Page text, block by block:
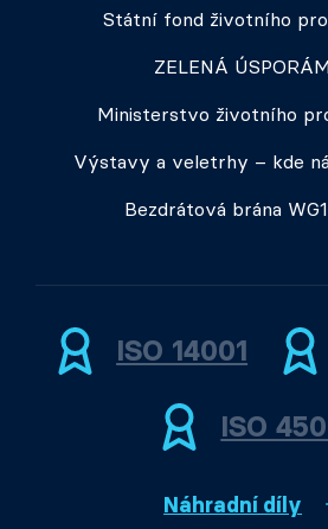
Státní fond životního
ZELENÁ ÚSPORÁM
Ministerstvo životního
Výstavy a veletrhy – kde
Bezdrátová brána
ISO 14001
ISO
Náhradní díly